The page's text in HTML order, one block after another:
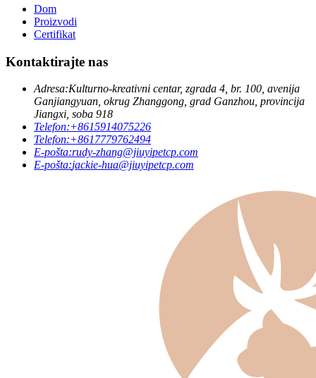
Dom
Proizvodi
Certifikat
Kontaktirajte nas
Adresa:Kulturno-kreativni centar, zgrada 4, br. 100, avenija
Ganjiangyuan, okrug Zhanggong, grad Ganzhou, provincija
Jiangxi, soba 918
Telefon:+8615914075226
Telefon:+8617779762494
E-pošta:rudy-zhang@jiuyipetcp.com
E-pošta:jackie-hua@jiuyipetcp.com